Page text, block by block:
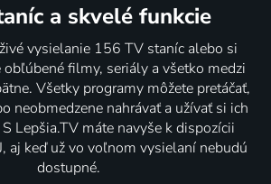
59%
2016 | USA, Taliansko | Dráma
59%
Odlazak
2018 | Rakúsko | Dráma
a skvelé funkcie
vysielanie 156 TV staníc alebo si
filmy, seriály a všetko medzi
Všetky programy môžete pretáčať,
neobmedzene nahrávať a užívať si ich
Lepšia.TV máte navyše k dispozícii
aj keď už vo voľnom vysielaní nebudú
dostupné.